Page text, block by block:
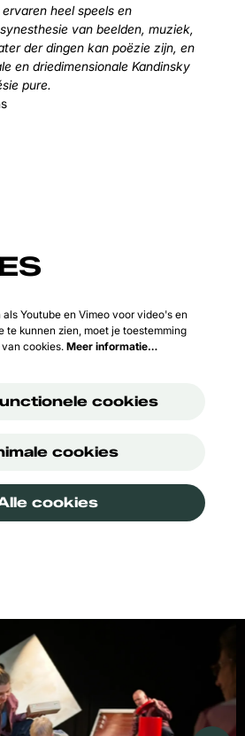
heel speels en
van beelden, muziek,
der dingen kan poëzie zijn, en
en driedimensionale Kandinsky
pure.
Youtube en Vimeo voor video's en
te kunnen zien, moet je toestemming
cookies. Meer informatie…
cookies
cookies
cookies